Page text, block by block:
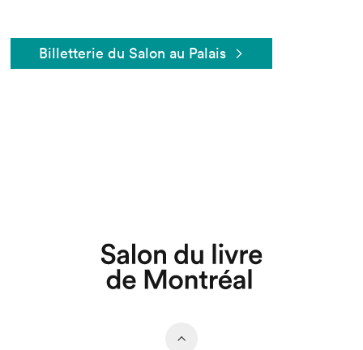
Billetterie du Salon au Palais